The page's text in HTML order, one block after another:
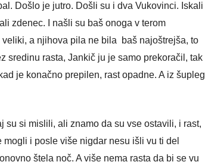
Došlo je jutro. Došli su i dva Vukovinci. Iskali
zdenec. I našli su baš onoga v terom
a njihova pila ne bila baš najoštrejša, to
sredinu rasta, Jankič ju je samo prekoračil, tak
je konačno prepilen, rast opadne. A iz šupleg
su si mislili, ali znamo da su vse ostavili, i rast,
i posle više nigdar nesu išli vu ti del
štela noč. A više nema rasta da bi se vu